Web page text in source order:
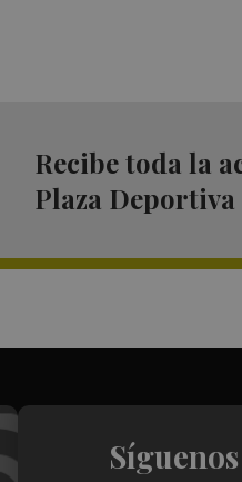
Recibe toda la
Plaza